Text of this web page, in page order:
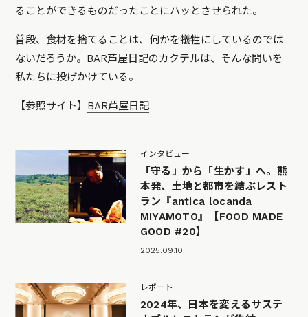
ることができるものだったことにハッとさせられた。
普段、食材を捨てることは、何かを犠牲にしているのでは
ないだろうか。BAR芦屋日記のカクテルは、そんな問いを
私たちに投げかけている。
【参照サイト】 BAR芦屋日記
インタビュー
「守る」から「生かす」へ。熊
本発、土地と都市を結ぶレスト
ラン『antica locanda
MIYAMOTO』【FOOD MADE
GOOD #20】
2025.09.10
レポート
2024年、日本を変えるサステ